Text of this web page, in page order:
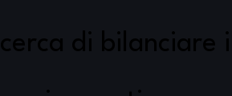
cerca di bilanciare